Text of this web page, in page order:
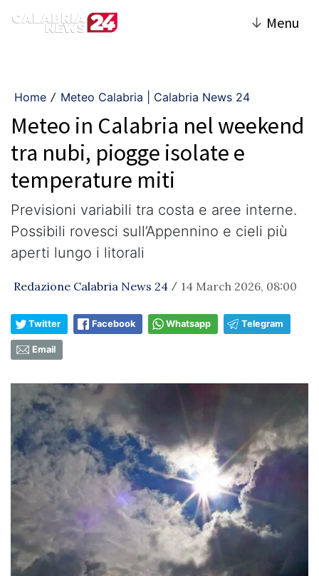
↓ Menu
Home / Meteo Calabria | Calabria News 24
Meteo in Calabria nel weekend
tra nubi, piogge isolate e
temperature miti
Previsioni variabili tra costa e aree interne.
Possibili rovesci sull’Appennino e cieli più
aperti lungo i litorali
Redazione Calabria News 24 / 14 March 2026, 08:00
Twitter Facebook Whatsapp Telegram
Email